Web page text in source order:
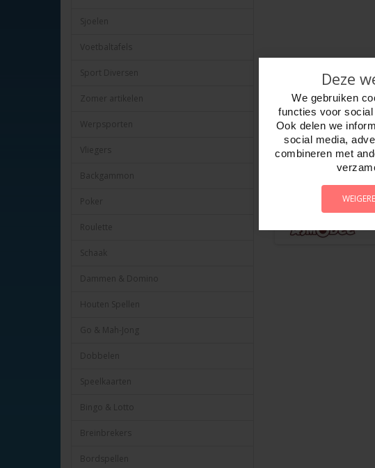
Sjoelen
Voetbaltafels
Sport Diversen
Zomer artikelen
Werpsporten
Vliegers
Backgammon
Poker
Roulette
Schaak
Dammen & Domino
Houten Spellen
Go & Mah-Jong
Dobbelen
Speelkaarten
Bingo & Lotto
Breinbrekers
Bordspellen
Omschrijving
Zwemvlies Murena! Blauw.
Met zwarte voet.
Maat : 36 - 37.
Salvas.
Deze
We gebruiken
functies voor
Ook delen we
social media,
combineren met